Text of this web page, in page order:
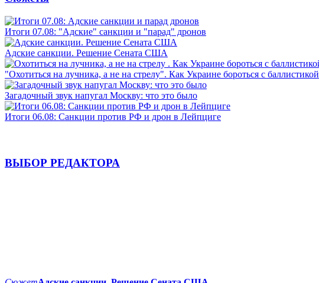
Итоги 07.08: "Адские" санкции и "парад" дронов
Адские санкции. Решение Сената США
"Охотиться на лучника, а не на стрелу". Как Украине бороться с баллистикой
Загадочный звук напугал Москву: что это было
Итоги 06.08: Санкции против РФ и дрон в Лейпциге
ВЫБОР РЕДАКТОРА